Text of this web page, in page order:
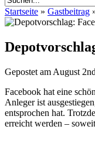
Startseite » Gastbeitrag
Gepostet am August 2nd
Facebook hat eine
Anleger ist
entsprochen hat.
erreicht werden –